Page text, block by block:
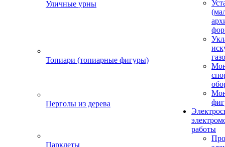
Уличные урны
Топиари (топиарные фигуры)
Перголы из дерева
Парклеты
работы